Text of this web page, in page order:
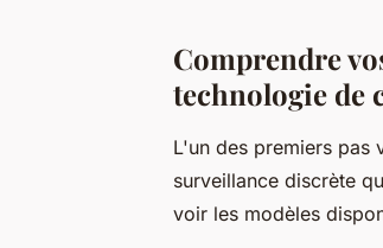
Comprendre
technologie de
L'un des premiers pas
surveillance discrète
voir les modèles